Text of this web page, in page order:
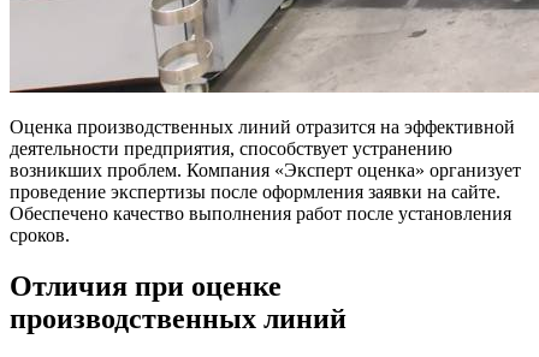
Оценка производственных линий отразится на эффективной
деятельности предприятия, способствует устранению
возникших проблем. Компания «Эксперт оценка» организует
проведение экспертизы после оформления заявки на сайте.
Обеспечено качество выполнения работ после установления
сроков.
Отличия при оценке
производственных линий